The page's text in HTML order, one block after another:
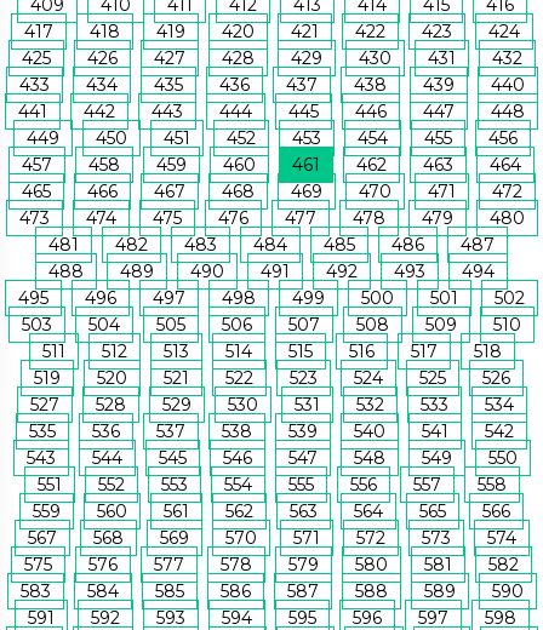
409 410 411 412 413 414 415
416
417
418 419 420 421 422 423
424
425
426 427 428 429 430 431
432
433
434 435 436 437 438 439
440
441
442 443 444 445 446 447
448
449
450 451 452 453 454 455
456
457
458 459 460 461 462 463
464
465
466 467 468 469 470 471
472
473
474 475 476 477 478 479
480
481
482 483 484 485 486
487
488
489 490 491 492 493
494
495
496 497 498 499 500 501
502
503
504 505 506 507 508 509
510
511
512 513 514 515 516 517
518
519
520 521 522 523 524 525
526
527
528 529 530 531 532 533
534
535
536 537 538 539 540 541
542
543
544 545 546 547 548 549
550
551
552 553 554 555 556 557
558
559
560 561 562 563 564 565
566
567
568 569 570 571 572 573
574
575
576 577 578 579 580 581
582
583
584 585 586 587 588 589
590
591
592 593 594 595 596 597
598